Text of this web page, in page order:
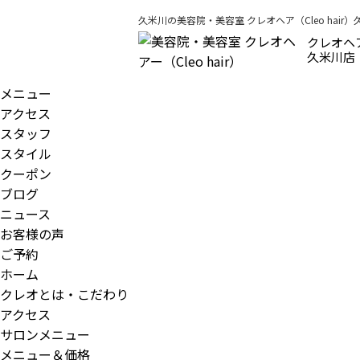
久米川の美容院・美容室 クレオヘア（Cleo hair）
クレオヘ
久米川店
メニュー
アクセス
スタッフ
スタイル
クーポン
ブログ
ニュース
お客様の声
ご予約
ホーム
クレオとは・こだわり
アクセス
サロンメニュー
メニュー＆価格